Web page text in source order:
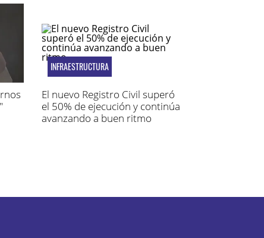
INFRAESTRUCTURA
El nuevo Registro Civil superó
el 50% de ejecución y continúa
avanzando a buen ritmo